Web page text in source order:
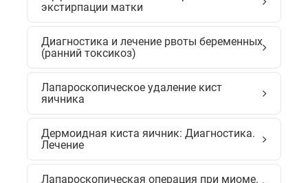
экстирпации матки
Диагностика и лечение рвоты беременных
(ранний токсикоз)
Лапароскопическое удаление кист
яичника
Дермоидная киста яичник: Диагностика.
Лечение
Лапароскопическая операция при миоме.